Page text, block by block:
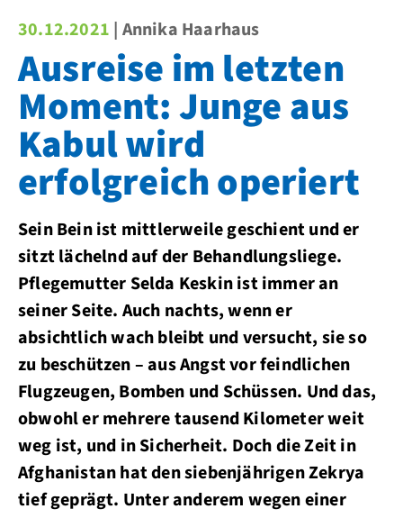
30.12.2021 | Annika Haarhaus
Ausreise im letzten
Moment: Junge aus
Kabul wird
erfolgreich operiert
Sein Bein ist mittlerweile geschient und er
sitzt lächelnd auf der Behandlungsliege.
Pflegemutter Selda Keskin ist immer an
seiner Seite. Auch nachts, wenn er
absichtlich wach bleibt und versucht, sie so
zu beschützen – aus Angst vor feindlichen
Flugzeugen, Bomben und Schüssen. Und das,
obwohl er mehrere tausend Kilometer weit
weg ist, und in Sicherheit. Doch die Zeit in
Afghanistan hat den siebenjährigen Zekrya
tief geprägt. Unter anderem wegen einer